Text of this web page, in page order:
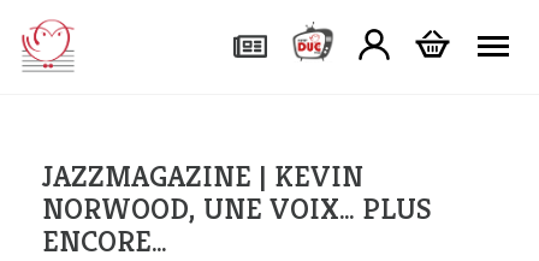
JAZZMAGAZINE | KEVIN
NORWOOD, UNE VOIX… PLUS
ENCORE…